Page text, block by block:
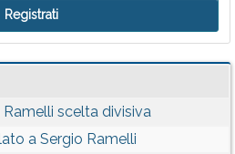
scelta divisiva
a Sergio Ramelli